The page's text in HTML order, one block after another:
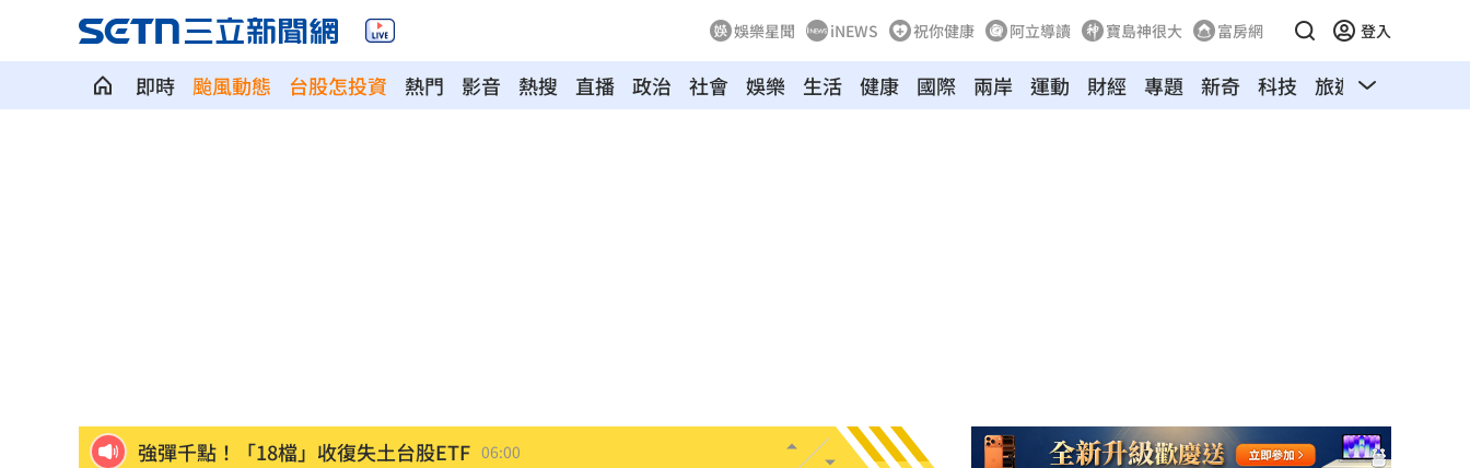
娛樂星聞 iNEWS 祝你健康 阿立導讀 寶島神很大 富房網 登入
即時 颱風動態 台股怎投資 熱門 影音 熱搜 直播 政治 社會 娛樂 生活 健康 國際 兩岸 運動 財經 專題 新奇 科技 旅遊 汽車
強彈千點！「18檔」收復失土台股ETF 06:00